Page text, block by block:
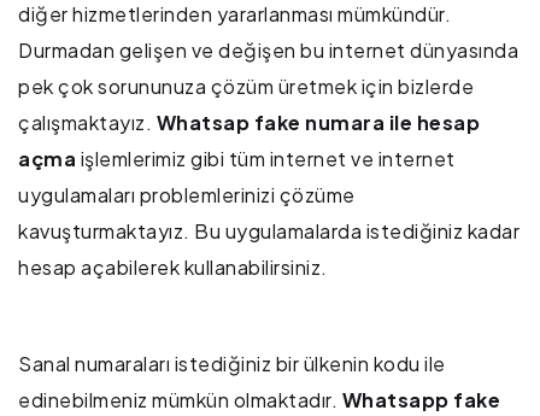
diğer hizmetlerinden yararlanması mümkündür.
Durmadan gelişen ve değişen bu internet dünyasında
pek çok sorununuza çözüm üretmek için bizlerde
çalışmaktayız. Whatsap fake numara ile hesap
açma işlemlerimiz gibi tüm internet ve internet
uygulamaları problemlerinizi çözüme
kavuşturmaktayız. Bu uygulamalarda istediğiniz kadar
hesap açabilerek kullanabilirsiniz.
Sanal numaraları istediğiniz bir ülkenin kodu ile
edinebilmeniz mümkün olmaktadır. Whatsapp fake